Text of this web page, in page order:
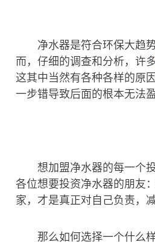
净水器是符合环保大趋
而，仔细的调查和分析，许
这其中当然有各种各样的原
一步错导致后面的根本无法
想加盟净水器的每一个
各位想要投资净水器的朋友
家，才是真正对自己负责，
那么如何选择一个什么